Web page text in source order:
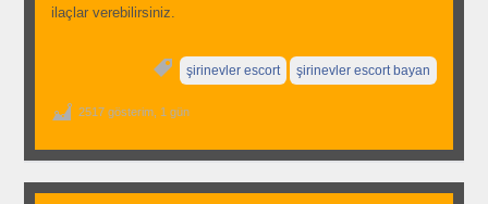
ilaçlar verebilirsiniz.
şirinevler escort şirinevler escort bayan
2517 gösterim, 1 gün